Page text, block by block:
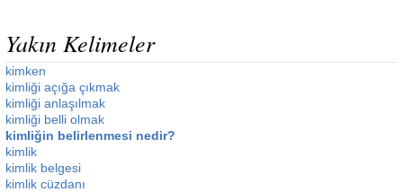
Yakın Kelimeler
kimken
kimliği açığa çıkmak
kimliği anlaşılmak
kimliği belli olmak
kimliğin belirlenmesi nedir?
kimlik
kimlik belgesi
kimlik cüzdanı